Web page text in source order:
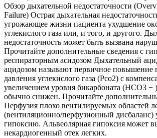
Обзор дыхательной недостаточности
Failure) Острая дыхательная
угрожающее жизни пациента ухудшение
углекислого газа или, и того, и другого.
недостаточность может быть вызвана
Прочитайте дополнительные сведения с
респираторным асидозом Дыхательный
ацидозом называют первичное повышение
давления углекислого газа (Pco2) с
увеличением уровня бикарбоната (HCO3 −
обычно снижен. Прочитайте
Перфузия плохо вентилируемых областей
(вентиляционно/перфузионный дисбаланс)
гипоксию. Альвеолярная гипоксия может
некардиогенный отек легких.